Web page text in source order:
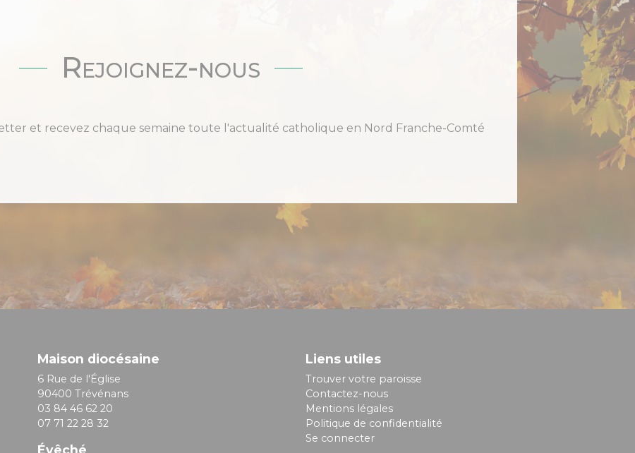
Rejoignez-nous
et recevez chaque semaine toute l'actualité catholique en Nord Franche-Comté
Maison diocésaine
6 Rue de l'Église
90400 Trévénans
03 84 46 62 20
07 71 22 28 32
Évêché
Liens utiles
Trouver votre paroisse
Contactez-nous
Mentions légales
Politique de confidentialité
Se connecter